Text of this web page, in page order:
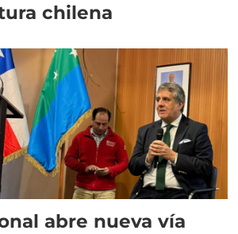
chilena
abre nueva vía